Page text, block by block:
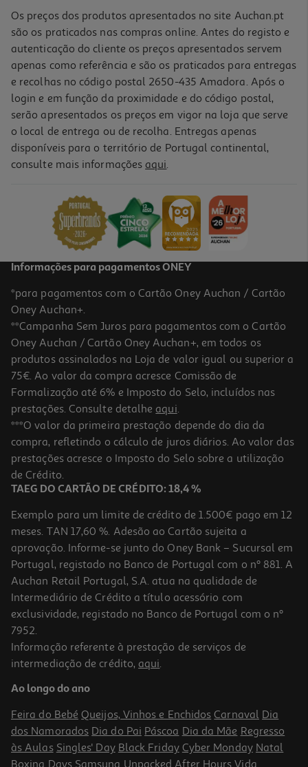
4.7
Massa Fusilli Auchan 500g
5.0
Massa Milaneza Espirais Molde Bronze 500g
3.44 €/Kg
1,72 €
Espirais Milaneza Wok 500g
4.18 €/Kg
2,09 €
Os preços dos produtos apresentados no site Auchan.pt
são os praticados nas compras online. Antes do registo e
autenticação do cliente os preços apresentados servem
apenas como referência e são os praticados para entregas
e recolhas no código postal 2650-435 Amadora. Após o
login e em função da proximidade e do código postal,
serão apresentados os preços em vigor na loja que serve
o local de entrega ou de recolha. Entregas apenas
disponíveis para o território de Portugal continental,
consulte mais informações aqui.
Informações para pagamentos ONEY
*para pagamentos com o Cartão Oney Auchan / Cartão
Oney Auchan+.
**Campanha Sem Juros para pagamentos com o Cartão
Oney Auchan / Cartão Oney Auchan+, em todos os
produtos assinalados na Loja de valor igual ou superior a
75€. Ao valor da compra acresce Comissão de
Formalização até 6% e Imposto do Selo, incluídos nas
prestações. Consulte detalhe aqui.
***O valor da primeira prestação depende do dia da
compra, refletindo o cálculo de juros diários. Ao valor das
prestações acresce o Imposto do Selo sobre a utilização
de Crédito.
TAEG DO CARTÃO DE CRÉDITO: 18,4 %
Exemplo para um limite de crédito de 1.500€ pago em 12
meses. TAN 17,60 %. Adesão ao Cartão sujeita a
aprovação. Informe-se junto do Oney Bank – Sucursal em
Portugal, registado no Banco de Portugal com o nº 881. A
Auchan Retail Portugal, S.A. atua na qualidade de
Intermediário de Crédito a título acessório com
exclusividade, registado no Banco de Portugal com o nº
7952.
Informação referente à prestação de serviços de
intermediação de crédito, aqui.
Ao longo do ano
Feira do Bebé Queijos, Vinhos e Enchidos Carnaval Dia
dos Namorados Dia do Pai Páscoa Dia da Mãe Regresso
às Aulas Singles' Day Black Friday Cyber Monday Natal
Boxing Days Samsung Unpacked After Hours Vida